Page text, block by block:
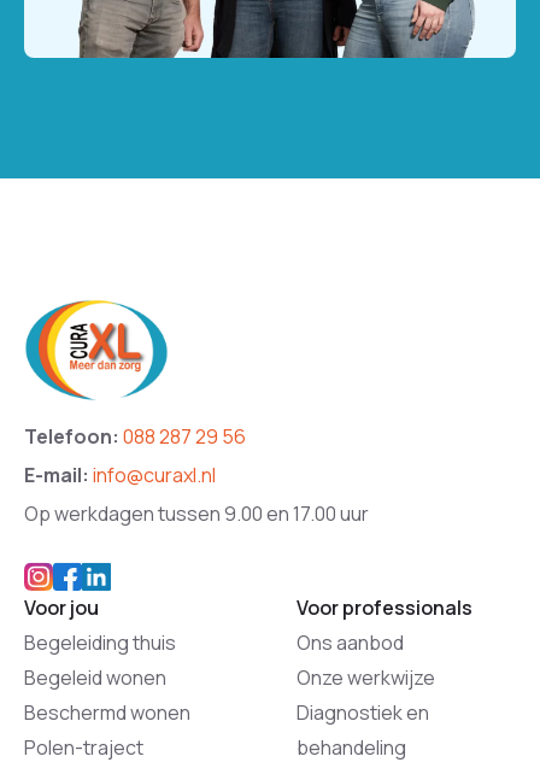
Telefoon: 088 287 29 56
E-mail: info@curaxl.nl
Op werkdagen tussen 9.00 en 17.00 uur
Voor jou
Begeleiding thuis
Begeleid wonen
Beschermd wonen
Polen-traject
Voor professionals
Ons aanbod
Onze werkwijze
Diagnostiek en
behandeling